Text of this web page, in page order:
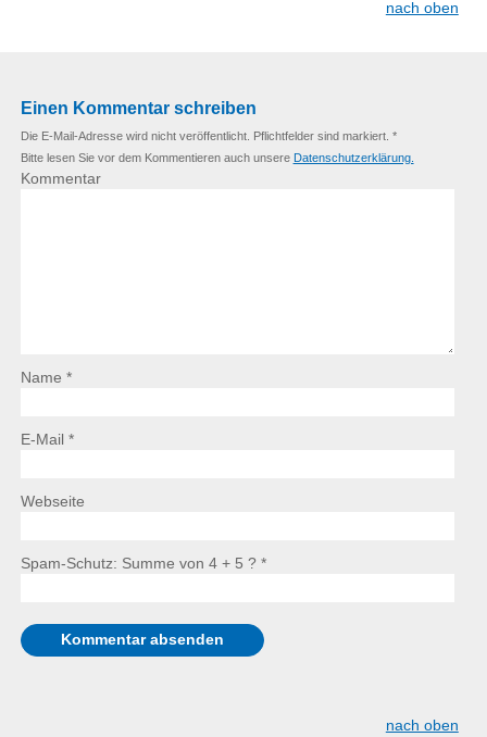
nach oben
Einen Kommentar schreiben
Die E-Mail-Adresse wird nicht veröffentlicht. Pflichtfelder sind markiert. *
Bitte lesen Sie vor dem Kommentieren auch unsere Datenschutzerklärung.
Kommentar
Name *
E-Mail *
Webseite
Spam-Schutz: Summe von 4 + 5 ? *
nach oben